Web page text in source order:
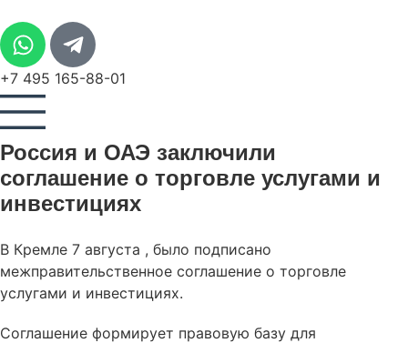
+7 495 165-88-01
Россия и ОАЭ заключили
соглашение о торговле услугами и
инвестициях
В Кремле 7 августа , было подписано
межправительственное соглашение о торговле
услугами и инвестициях.
Соглашение формирует правовую базу для